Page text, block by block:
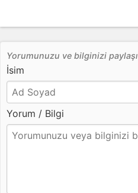
Yorumunuzu ve bilginizi
İsim
Yorum / Bilgi